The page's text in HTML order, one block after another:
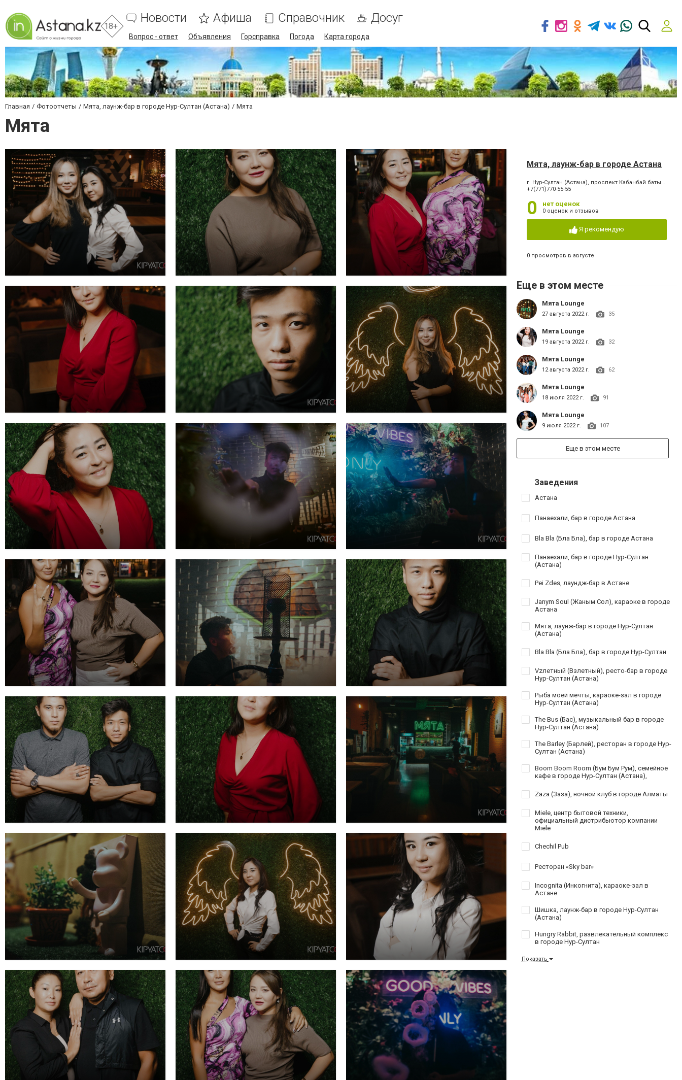
18+
Новости Афиша Справочник Досуг
Вопрос - ответ Объявления Горсправка Погода Карта города
Главная Фотоотчеты Мята, лаунж-бар в городе Нур-Султан (Астана) Мята
Мята
Мята, лаунж-бар в городе Астана
г. Нур-Султан (Астана), проспект Кабанбай батыр, 7
+7(771)770-55-55
0 нет оценок
0 оценок и отзывов
Я рекомендую
0 просмотров в августе
Еще в этом месте
Мята Lounge
27 августа 2022 г. 35
Мята Lounge
19 августа 2022 г. 32
Мята Lounge
12 августа 2022 г. 62
Мята Lounge
18 июля 2022 г. 91
Мята Lounge
9 июля 2022 г. 107
Еще в этом месте
Заведения
Астана
Панаехали, бар в городе Астана
Bla Bla (Бла Бла), бар в городе Астана
Панаехали, бар в городе Нур-Султан
(Астана)
Pei Zdes, лаундж-бар в Астане
Janym Soul (Жаным Сол), караоке в городе
Астана
Мята, лаунж-бар в городе Нур-Султан
(Астана)
Bla Bla (Бла Бла), бар в городе Нур-Султан
Vzлетный (Взлетный), ресто-бар в городе
Нур-Султан (Астана)
Рыба моей мечты, караоке-зал в городе
Нур-Султан (Астана)
The Bus (Бас), музыкальный бар в городе
Нур-Султан (Астана)
The Barley (Барлей), ресторан в городе Нур-
Султан (Астана)
Boom Boom Room (Бум Бум Рум), семейное
кафе в городе Нур-Султан (Астана),
Zaza (Заза), ночной клуб в городе Алматы
Miele, центр бытовой техники,
официальный дистрибьютор компании
Miele
Chechil Pub
Ресторан «Sky bar»
Incognita (Инкогнита), караоке-зал в
Астане
Шишка, лаунж-бар в городе Нур-Султан
(Астана)
Hungry Rabbit, развлекательный комплекс
в городе Нур-Султан
Показать